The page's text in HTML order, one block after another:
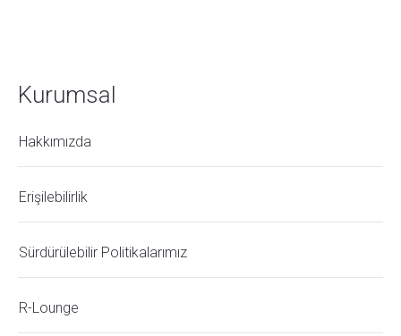
Kurumsal
Hakkımızda
Erişilebilirlik
Sürdürülebilir Politikalarımız
R-Lounge